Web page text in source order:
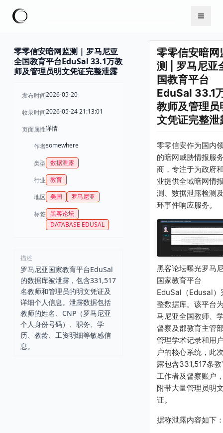
零零信安暗网监测 | 罗马尼亚
全国教育平台EduSal 33.1万教
师及管理员明文凭证完整泄露
发布时间2026-05-20
收录时间2026-05-24 21:13:01
页面属性详情
作者somewhere
类型 数据泄露
行业 教育
地区 美国 罗马尼亚
标签 黑客论坛
DATABASE EDUSAL
描述
罗马尼亚国家教育平台EduSal
的数据库被泄露，包含331,517
名教师和管理员的明文凭证及
详细个人信息。泄露数据包括
教师的姓名、CNP（罗马尼亚
个人身份号码）、职务、学
历、教龄、工资明细等敏感信
息。
零零信安暗网
测 | 罗马尼亚
国教育平台
EduSal 33.1
教师及管理员
文凭证完整泄
零零信安作为国内
的暗网威胁情报服
商，专注于为政府
业提供全域暗网情
测、数据泄露检测
环事件响应服务。
黑客论坛曝光罗马
国家教育平台
EduSal（Edusal）
整数据库。该平台
马尼亚全国教师、
督察及郡教育主管
管理学术记录和用
户的核心系统，此
露包含331,517条教
工作者及督察账户
附带大量管理员明
证。
据称泄露内容如下